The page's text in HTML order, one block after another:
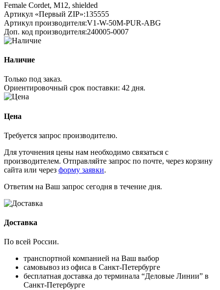
Female Cordet, M12, shielded
Артикул «Первый ZIP»:135555
Артикул производителя:V1-W-50M-PUR-ABG
Доп. код производителя:240005-0007
Наличие
Только под заказ.
Ориентировочный срок поставки: 42 дня.
Цена
Требуется запрос производителю.
Для уточнения цены нам необходимо связаться с
производителем. Отправляйте запрос по почте, через корзину
сайта или через форму заявки.
Ответим на Ваш запрос сегодня в течение дня.
Доставка
По всей России.
транспортной компанией на Ваш выбор
самовывоз из офиса в Санкт-Петербурге
бесплатная доставка до терминала “Деловые Линии” в
Санкт-Петербурге